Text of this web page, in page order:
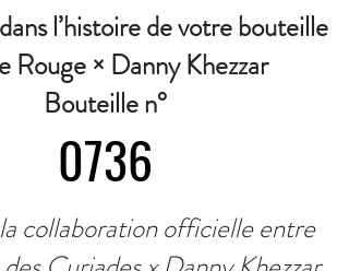
l’histoire de votre bouteille
Rouge × Danny Khezzar
Bouteille n°
0736
collaboration officielle entre